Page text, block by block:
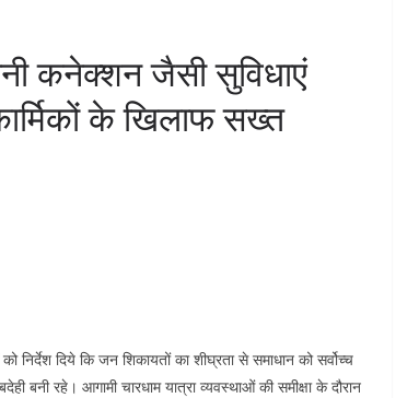
कनेक्शन जैसी सुविधाएं
के खिलाफ सख्त
निर्देश दिये कि जन शिकायतों का शीघ्रता से समाधान को सर्वोच्च
बनी रहे। आगामी चारधाम यात्रा व्यवस्थाओं की समीक्षा के दौरान